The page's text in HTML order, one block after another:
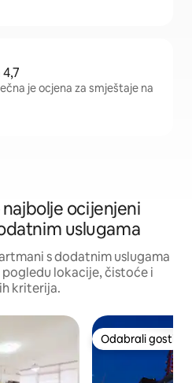
je ocjena za smještaje na
ocijenjeni
uslugama
s dodatnim uslugama
pogledu lokacije, čistoće i
kriterija.
Odabrali gosti
Odabrali gosti